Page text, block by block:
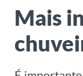
Mais